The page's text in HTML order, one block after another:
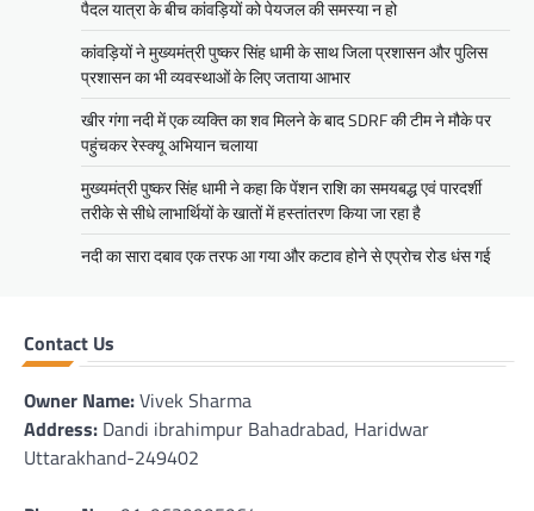
पैदल यात्रा के बीच कांवड़ियों को पेयजल की समस्या न हो
कांवड़ियों ने मुख्यमंत्री पुष्कर सिंह धामी के साथ जिला प्रशासन और पुलिस
प्रशासन का भी व्यवस्थाओं के लिए जताया आभार
खीर गंगा नदी में एक व्यक्ति का शव मिलने के बाद SDRF की टीम ने मौके पर
पहुंचकर रेस्क्यू अभियान चलाया
मुख्यमंत्री पुष्कर सिंह धामी ने कहा कि पेंशन राशि का समयबद्ध एवं पारदर्शी
तरीके से सीधे लाभार्थियों के खातों में हस्तांतरण किया जा रहा है
नदी का सारा दबाव एक तरफ आ गया और कटाव होने से एप्रोच रोड धंस गई
Contact Us
Owner Name:Vivek Sharma
Address: Dandi ibrahimpur Bahadrabad, Haridwar
Uttarakhand-249402